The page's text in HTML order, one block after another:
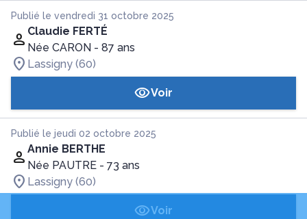
Publié le vendredi 31 octobre 2025
Claudie FERTÉ
Née CARON - 87 ans
Lassigny (60)
Voir
Publié le jeudi 02 octobre 2025
Annie BERTHE
Née PAUTRE - 73 ans
Lassigny (60)
Voir